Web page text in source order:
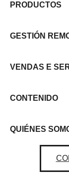
PRODUCTOS
GESTIÓN
VENDAS E
CONTENIDO
QUIÉNES